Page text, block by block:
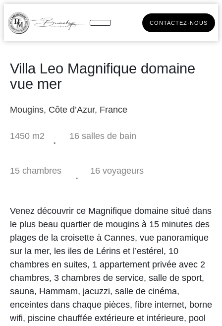
CONTACTEZ-NOUS
Villa Leo Magnifique domaine
vue mer
Mougins, Côte d’Azur, France
1450 m2 . 16 salles de bain
15 chambres . 16 voyageurs
Venez découvrir ce Magnifique domaine situé dans
le plus beau quartier de mougins à 15 minutes des
plages de la croisette à Cannes, vue panoramique
sur la mer, les iles de Lérins et l’estérel, 10
chambres en suites, 1 appartement privée avec 2
chambres, 3 chambres de service, salle de sport,
sauna, Hammam, jacuzzi, salle de cinéma,
enceintes dans chaque pièces, fibre internet, borne
wifi, piscine chauffée extérieure et intérieure, pool